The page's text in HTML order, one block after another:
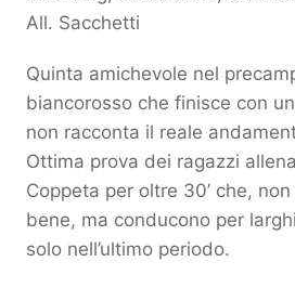
All. Sacchetti
Quinta amichevole nel
biancorosso che finisce con
non racconta il reale
Ottima prova dei ragazzi
Coppeta per oltre 30’ che,
bene, ma conducono per
solo nell’ultimo periodo.